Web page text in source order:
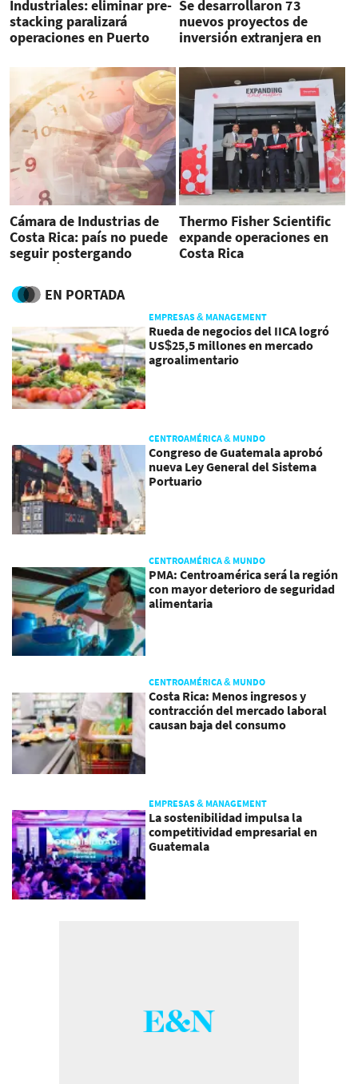
Industriales: eliminar pre-
stacking paralizará
operaciones en Puerto
Se desarrollaron 73
nuevos proyectos de
inversión extranjera en
Cámara de Industrias de
Costa Rica: país no puede
seguir postergando
discusión de Ley Jornadas
Laborales Excepcionales
Thermo Fisher Scientific
expande operaciones en
Costa Rica
EN PORTADA
EMPRESAS & MANAGEMENT
Rueda de negocios del IICA logró
US$25,5 millones en mercado
agroalimentario
CENTROAMÉRICA & MUNDO
Congreso de Guatemala aprobó
nueva Ley General del Sistema
Portuario
CENTROAMÉRICA & MUNDO
PMA: Centroamérica será la región
con mayor deterioro de seguridad
alimentaria
CENTROAMÉRICA & MUNDO
Costa Rica: Menos ingresos y
contracción del mercado laboral
causan baja del consumo
EMPRESAS & MANAGEMENT
La sostenibilidad impulsa la
competitividad empresarial en
Guatemala